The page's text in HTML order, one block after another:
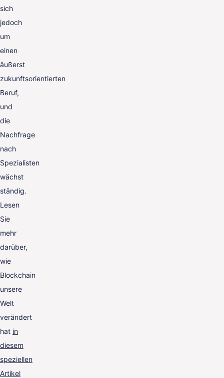
sich
jedoch
um
einen
äußerst
zukunftsorientierten
Beruf,
und
die
Nachfrage
nach
Spezialisten
wächst
ständig.
Lesen
Sie
mehr
darüber,
wie
Blockchain
unsere
Welt
verändert
hat in
diesem
speziellen
Artikel